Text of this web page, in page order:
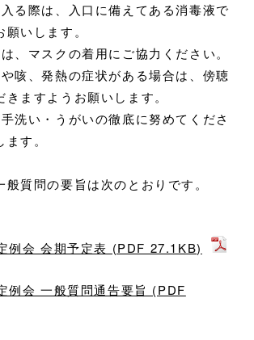
際は、入口に備えてある消毒液で
いします。
マスクの着用にご協力ください。
、発熱の症状がある場合は、傍聴
ますようお願いします。
い・うがいの徹底に努めてくださ
す。
質問の要旨は次のとおりです。
例会 会期予定表 (PDF 27.1KB)
例会 一般質問通告要旨 (PDF